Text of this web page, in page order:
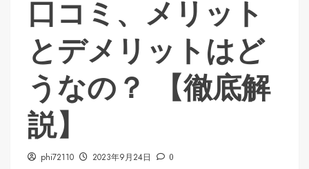
口コミ、メリット
とデメリットはど
うなの？ 【徹底解
説】
phi72110 2023年9月24日 0